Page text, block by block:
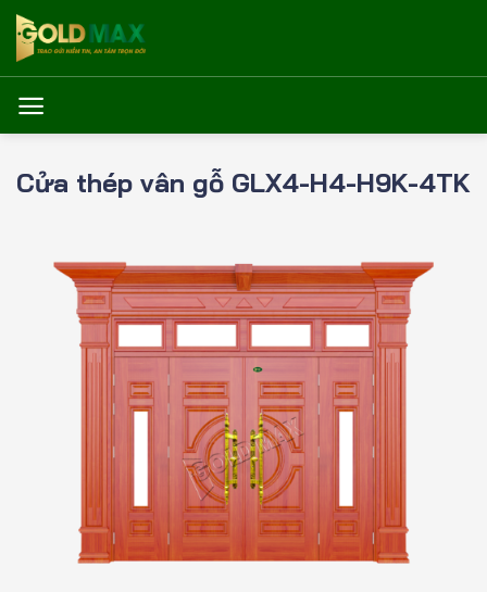
Bỏ
qua
nội
dung
Cửa thép vân gỗ GLX4-H4-H9K-4TK